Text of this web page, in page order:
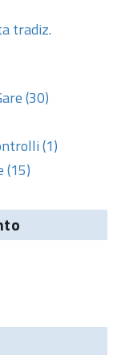
tradiz.
(30)
(1)
(15)